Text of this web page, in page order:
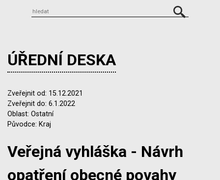
ÚŘEDNÍ DESKA
Zveřejnit od: 15.12.2021
Zveřejnit do: 6.1.2022
Oblast: Ostatní
Původce: Kraj
Veřejná vyhláška - Návrh
opatření obecné povahy